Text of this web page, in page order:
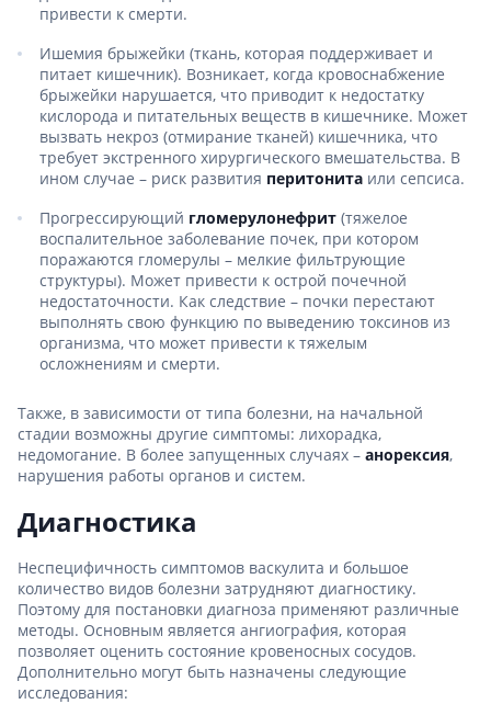
привести к смерти.
Ишемия брыжейки (ткань, которая поддерживает и
питает кишечник). Возникает, когда кровоснабжение
брыжейки нарушается, что приводит к недостатку
кислорода и питательных веществ в кишечнике. Может
вызвать некроз (отмирание тканей) кишечника, что
требует экстренного хирургического вмешательства. В
ином случае – риск развития перитонита или сепсиса.
Прогрессирующий гломерулонефрит (тяжелое
воспалительное заболевание почек, при котором
поражаются гломерулы – мелкие фильтрующие
структуры). Может привести к острой почечной
недостаточности. Как следствие – почки перестают
выполнять свою функцию по выведению токсинов из
организма, что может привести к тяжелым
осложнениям и смерти.
Также, в зависимости от типа болезни, на начальной
стадии возможны другие симптомы: лихорадка,
недомогание. В более запущенных случаях – анорексия,
нарушения работы органов и систем.
Диагностика
Неспецифичность симптомов васкулита и большое
количество видов болезни затрудняют диагностику.
Поэтому для постановки диагноза применяют различные
методы. Основным является ангиография, которая
позволяет оценить состояние кровеносных сосудов.
Дополнительно могут быть назначены следующие
исследования: